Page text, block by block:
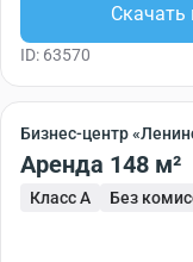
Скачать
ID: 63570
Бизнес-центр
Аренда 148 м²
Класс A Без